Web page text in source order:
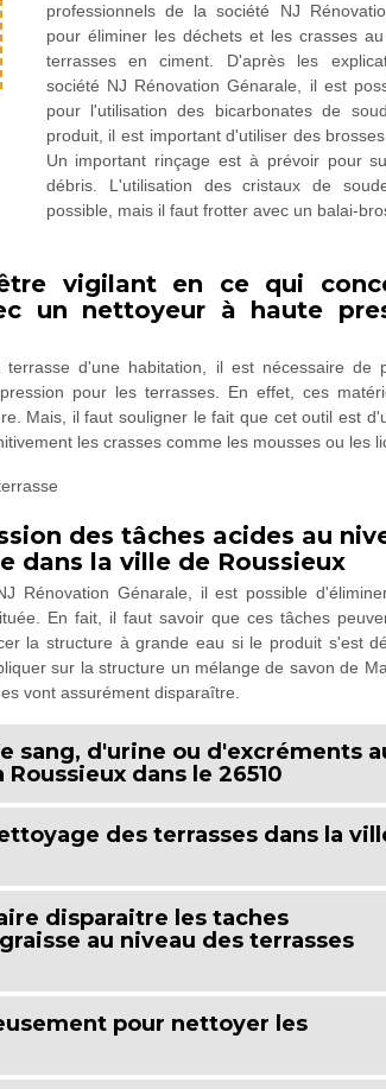
professionnels de la société NJ
pour éliminer les déchets et les crasses
terrasses en ciment. D'après les
société NJ Rénovation Génarale, il est
pour l'utilisation des bicarbonates de
produit, il est important d'utiliser des
Un important rinçage est à prévoir pour
débris. L'utilisation des cristaux de
possible, mais il faut frotter avec un balai-
vigilant en ce qui
un nettoyeur à haute
d'une habitation, il est nécessaire de
pour les terrasses. En effet, ces
Mais, il faut souligner le fait que cet outil est
les crasses comme les mousses ou les
des tâches acides au
dans la ville de Roussieux
Rénovation Génarale, il est possible
En fait, il faut savoir que ces tâches
la structure à grande eau si le produit s'est
sur la structure un mélange de savon de
vont assurément disparaître.
sang, d'urine ou d'excréments
dans le 26510
des terrasses dans la
disparaitre les taches
au niveau des terrasses
pour nettoyer les